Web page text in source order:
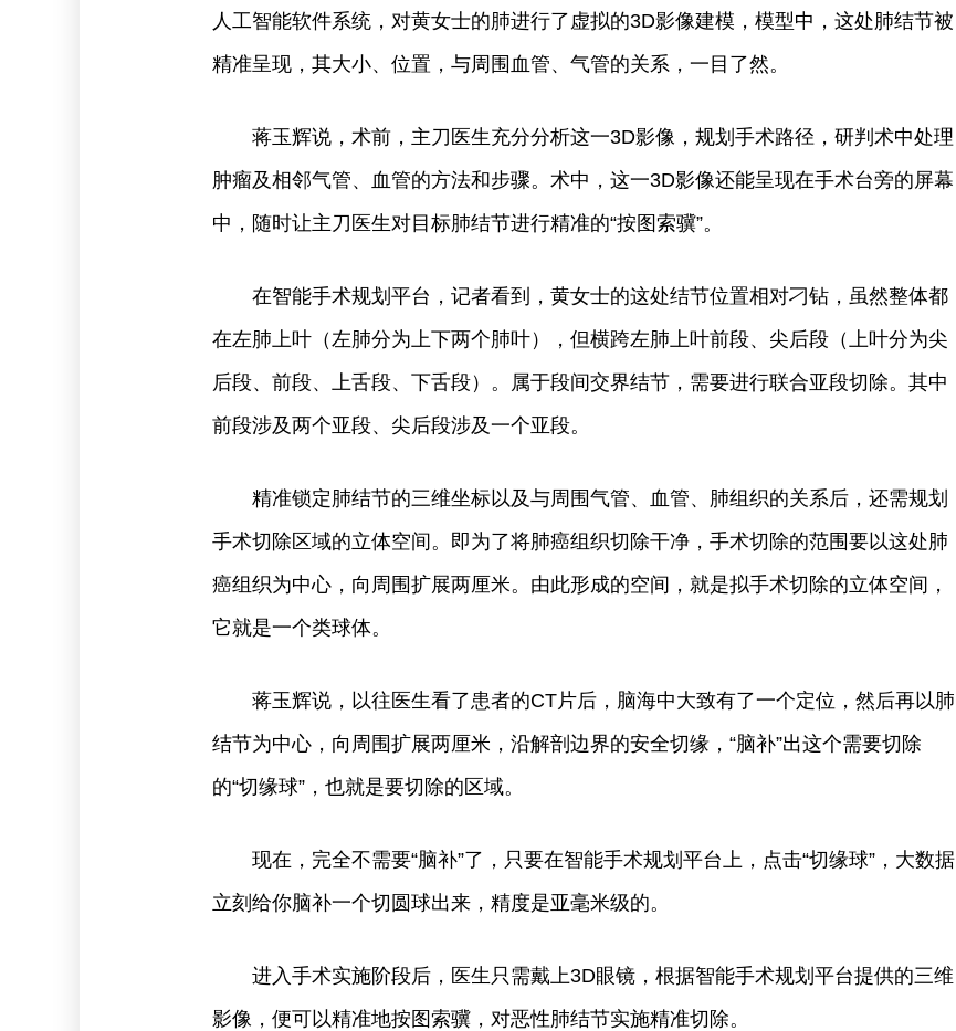
人工智能软件系统，对黄女士的肺进行了虚拟的3D影像建模，模型中，这处肺结节被
精准呈现，其大小、位置，与周围血管、气管的关系，一目了然。
蒋玉辉说，术前，主刀医生充分分析这一3D影像，规划手术路径，研判术中处理
肿瘤及相邻气管、血管的方法和步骤。术中，这一3D影像还能呈现在手术台旁的屏幕
中，随时让主刀医生对目标肺结节进行精准的“按图索骥”。
在智能手术规划平台，记者看到，黄女士的这处结节位置相对刁钻，虽然整体都
在左肺上叶（左肺分为上下两个肺叶），但横跨左肺上叶前段、尖后段（上叶分为尖
后段、前段、上舌段、下舌段）。属于段间交界结节，需要进行联合亚段切除。其中
前段涉及两个亚段、尖后段涉及一个亚段。
精准锁定肺结节的三维坐标以及与周围气管、血管、肺组织的关系后，还需规划
手术切除区域的立体空间。即为了将肺癌组织切除干净，手术切除的范围要以这处肺
癌组织为中心，向周围扩展两厘米。由此形成的空间，就是拟手术切除的立体空间，
它就是一个类球体。
蒋玉辉说，以往医生看了患者的CT片后，脑海中大致有了一个定位，然后再以肺
结节为中心，向周围扩展两厘米，沿解剖边界的安全切缘，“脑补”出这个需要切除
的“切缘球”，也就是要切除的区域。
现在，完全不需要“脑补”了，只要在智能手术规划平台上，点击“切缘球”，大数据
立刻给你脑补一个切圆球出来，精度是亚毫米级的。
进入手术实施阶段后，医生只需戴上3D眼镜，根据智能手术规划平台提供的三维
影像，便可以精准地按图索骥，对恶性肺结节实施精准切除。